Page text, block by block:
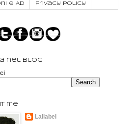
e AD Privacy Policy
nel blog
me
Lallabel